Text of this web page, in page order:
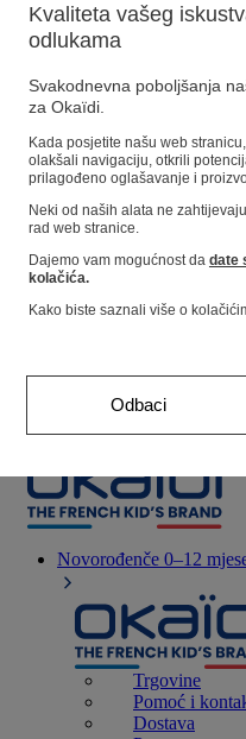
Naši prijedlozi
Predloženi proizvodi
Pogledajte sve proizvode
Dućan
Novorođenče 0–12
Trgovine
Pomoć i
Dostava
Kvaliteta vašeg
odlukama
Svakodnevna poboljšanja
za Okaïdi.
Kada posjetite našu web
olakšali navigaciju, otkrili
prilagođeno oglašavanje i
Neki od naših alata ne
rad web stranice.
Dajemo vam mogućnost da date
kolačića.
Kako biste saznali više o
Odbaci